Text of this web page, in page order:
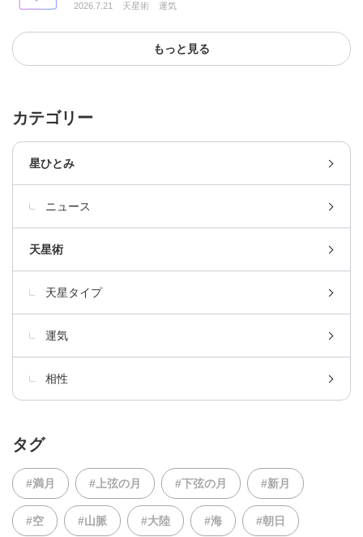
2026.7.21 天星術 運気
もっと見る
カテゴリー
星ひとみ
ニュース
天星術
天星タイプ
運気
相性
タグ
#満月 #上弦の月 #下弦の月 #新月
#空 #山脈 #大陸 #海 #朝日